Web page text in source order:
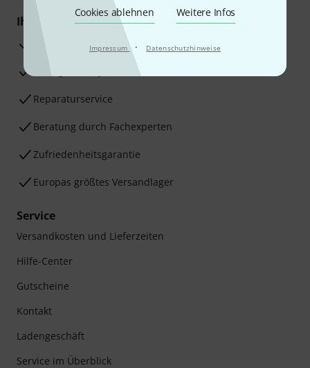
Cookies ablehnen Weitere Infos
Impressum · Datenschutzhinweise
Ihre Vorteile
3 Jahre Thomann Garantie
30 Tage Money-Back-Garantie
Reparaturservice
Beratung durch Fachexperten
Zufriedenheitsgarantie
Europas größtes Versandlager
Service
Versandkosten und Lieferzeiten
Hilfe-Center
Gutscheine
Kontakt
Ladengeschäft
Service im Überblick